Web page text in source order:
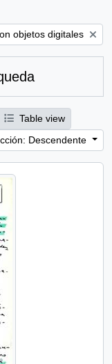
filter:
objetos digitales
Table view
Descendente